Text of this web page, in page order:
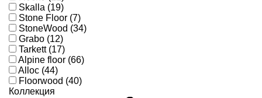
Skalla (19)
Stone Floor (7)
StoneWood (34)
Grabo (12)
Tarkett (17)
Alpine floor (66)
Alloc (44)
Floorwood (40)
Коллекция